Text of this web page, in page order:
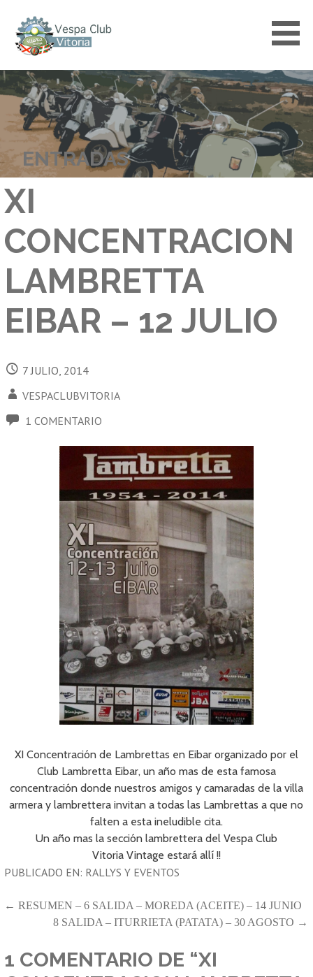
contenido
VESPACLUBVITORIA
ENTRADAS
XI
CONCENTRACION
LAMBRETTA
EIBAR – 12 JULIO
7 JULIO, 2014
VESPACLUBVITORIA
1 COMENTARIO
XI Concentración de Lambrettas en Eibar organizado por el
Club Lambretta Eibar, un año mas de esta famosa
concentración donde nuestros amigos y camaradas de la villa
armera y lambrettera invitan a todas las Lambrettas a que no
falten a esta ineludible cita.
Un año mas la sección lambrettera del Vespa Club
Vitoria Vintage estará allí !!
PUBLICADO EN: RALLYS Y EVENTOS
NAVEGACIÓN
ENTRADAS
← RESUMEN – 6 SALIDA – MOREDA (ACEITE) – 14 JUNIO
8 SALIDA – ITURRIETA (PATATA) – 30 AGOSTO →
1 COMENTARIO DE “XI